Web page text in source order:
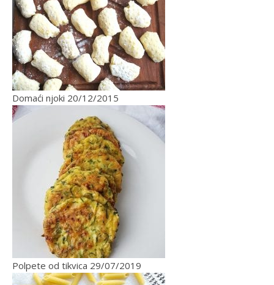
Domaći njoki 20/12/2015
Polpete od tikvica 29/07/2019